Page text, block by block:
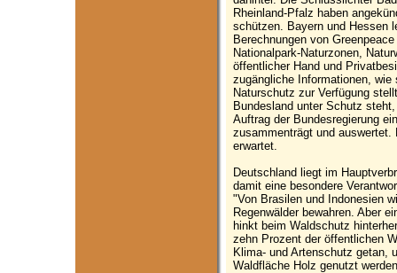
Rheinland-Pfalz haben
schützen. Bayern und Hessen
Berechnungen von
Nationalpark-Naturzonen,
öffentlicher Hand und
zugängliche Informationen,
Naturschutz zur Verfügung
Bundesland unter Schutz
Auftrag der Bundesregierung
zusammenträgt und auswertet.
erwartet.
Deutschland liegt im
damit eine besondere
"Von Brasilen und Indonesien
Regenwälder bewahren. Aber
hinkt beim Waldschutz
zehn Prozent der öffentlichen
Klima- und Artenschutz getan,
Waldfläche Holz genutzt